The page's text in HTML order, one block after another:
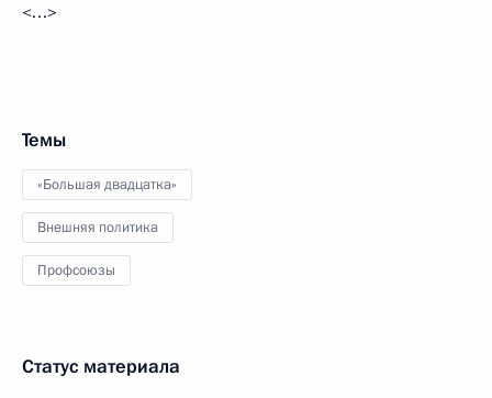
<…>
Темы
«Большая двадцатка»
Внешняя политика
Профсоюзы
Статус материала